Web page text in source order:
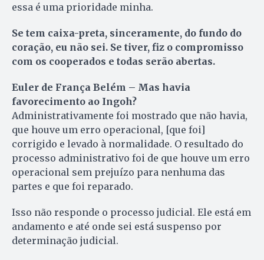
essa é uma prioridade minha.
Se tem caixa-preta, sinceramente, do fundo do
coração, eu não sei. Se tiver, fiz o compromisso
com os cooperados e todas serão abertas.
Euler de França Belém – Mas havia
favorecimento ao Ingoh?
Administrativamente foi mostrado que não havia,
que houve um erro operacional, [que foi]
corrigido e levado à normalidade. O resultado do
processo administrativo foi de que houve um erro
operacional sem prejuízo para nenhuma das
partes e que foi reparado.
Isso não responde o processo judicial. Ele está em
andamento e até onde sei está suspenso por
determinação judicial.